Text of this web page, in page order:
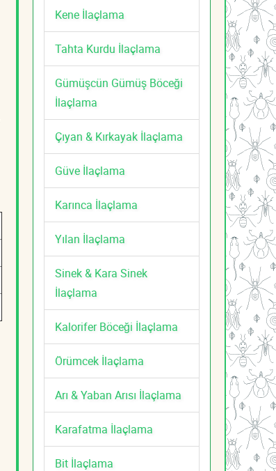
Kene İlaçlama
Tahta Kurdu İlaçlama
Gümüşcün Gümüş Böceği
İlaçlama
Çıyan & Kırkayak İlaçlama
Güve İlaçlama
Karınca İlaçlama
Yılan İlaçlama
Sinek & Kara Sinek
İlaçlama
Kalorifer Böceği İlaçlama
Örümcek İlaçlama
Arı & Yaban Arısı İlaçlama
Karafatma İlaçlama
Bit İlaçlama